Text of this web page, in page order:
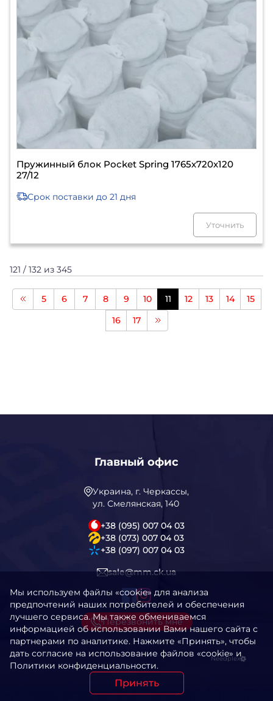
Пружинный блок Pocket Spring 1765х720х120
27/12
Срок поставки до 21 дня
Уточнить
121 / 132 из 345
5 6 7 8 9 10 11 12 13 14
15
16
17
Главный офис
Украина, г. Черкассы,
ул. Смелянская, 140
+38 (095) 007 04 03
+38 (073) 007 04 03
+38 (097) 007 04 03
sale@mm.ck.ua
Перезвонить мне
Needplex
Мы используем файлы «cookie» для анализа
предпочтений наших потребителей и обеспечения
лучшего сервиса. Мы также обмениваемся
информацией об использовании Вами нашего сайта с
партнерами по аналитике. Нажмите «Принять», чтобы
дать согласие на использование файлов «cookie» и
Политики конфиденциальности.
Принять